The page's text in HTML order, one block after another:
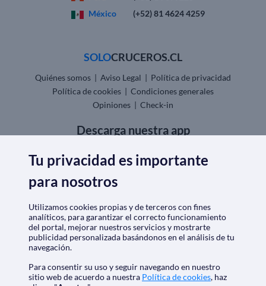
México
(+52) 81 4624 4259
SOLOCRUCEROS.CL
Quiénes somos | Aviso Legal | Política de privacidad
Política de cookies | Condiciones generales
Opiniones | Check-in
Descarga nuestra app
Nos acreditan
Tu privacidad es importante
para nosotros
Utilizamos cookies propias y de terceros con fines
analíticos, para garantizar el correcto funcionamiento
del portal, mejorar nuestros servicios y mostrarte
publicidad personalizada basándonos en el análisis de tu
navegación.
Para consentir su uso y seguir navegando en nuestro
sitio web de acuerdo a nuestra Política de cookies, haz